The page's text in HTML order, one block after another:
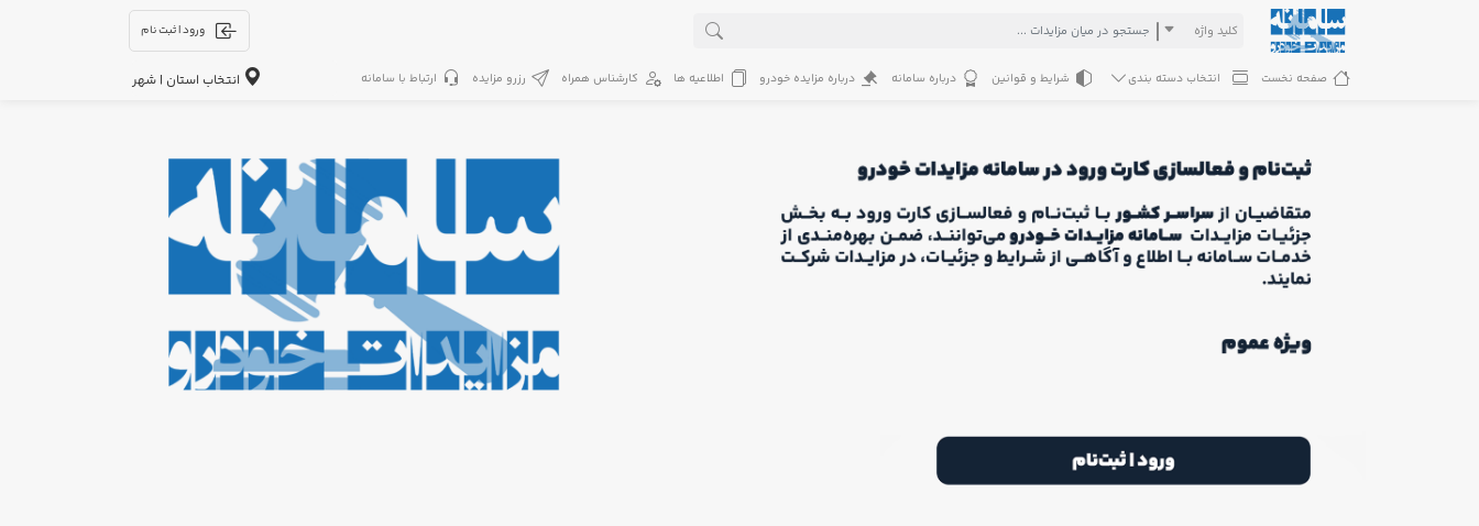
کلید واژه ورود | ثبت نام
صفحه نخست انتخاب دسته بندی شرایط و قوانین درباره سامانه درباره مزایده خودرو اطلاعیه ها کارشناس همراه رزرو مزایده ارتباط با سامانه انتخاب استان | شهر